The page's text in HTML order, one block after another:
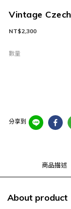
Vintage
NT$2,300
數量
分享到
商品描述
About product